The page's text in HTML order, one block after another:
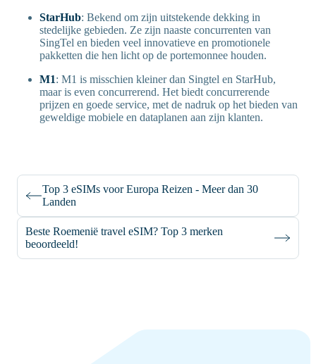
StarHub: Bekend om zijn uitstekende dekking in
stedelijke gebieden. Ze zijn naaste concurrenten van
SingTel en bieden veel innovatieve en promotionele
pakketten die hen licht op de portemonnee houden.
M1: M1 is misschien kleiner dan Singtel en StarHub,
maar is even concurrerend. Het biedt concurrerende
prijzen en goede service, met de nadruk op het bieden van
geweldige mobiele en dataplanen aan zijn klanten.
Top 3 eSIMs voor Europa Reizen - Meer dan 30
Landen
Beste Roemenië travel eSIM? Top 3 merken
beoordeeld!